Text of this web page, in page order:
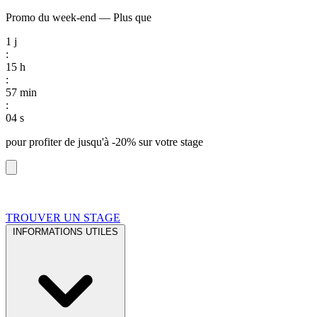
Promo du week-end — Plus que
1 j
:
15 h
:
57 min
:
03 s
pour profiter de jusqu'à -20% sur votre stage
TROUVER UN STAGE
INFORMATIONS UTILES